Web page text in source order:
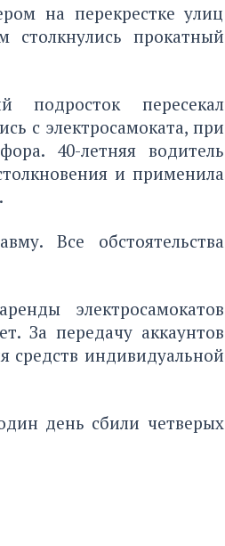
на перекрестке улиц
прокатный
подросток пересекал
с электросамоката, при
40-летняя водитель
и применила
Все обстоятельства
электросамокатов
За передачу аккаунтов
средств индивидуальной
день сбили четверых